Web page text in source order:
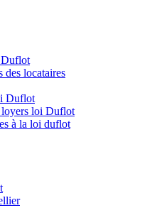
Duflot
des locataires
Duflot
loyers loi Duflot
à la loi duflot